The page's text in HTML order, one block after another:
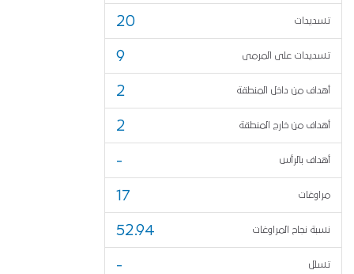
تسديدات 20
تسديدات على المرمى 9
أهداف من داخل المنطقة 2
أهداف من خارج المنطقة 2
أهداف بالرأس -
مراوغات 17
نسبة نجاح المراوغات 52.94
تسلل -